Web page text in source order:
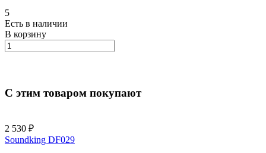
5
Есть в наличии
В корзину
С этим товаром покупают
2 530 ₽
Soundking DF029